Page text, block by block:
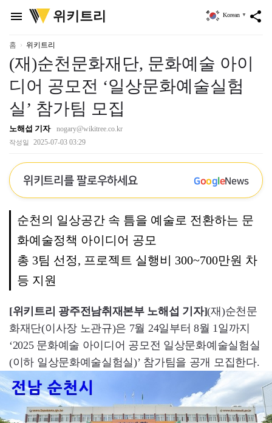
menu
위
키
리
위키트리 share
Korean ▼
홈 위키트리
(재)순천문화재단, 문화예술 아이
디어 공모전 ‘일상문화예술실험
실’ 참가팀 모집
노해섭 기자 nogary@wikitree.co.kr
작성일 2025-07-03 03:29
위키트리를 팔로우하세요 GoogleNews
순천의 일상공간 속 틈을 예술로 전환하는 문
화예술정책 아이디어 공모
총 3팀 선정, 프로젝트 실행비 300~700만원 차
등 지원
[위키트리 광주전남취재본부 노해섭 기자](재)순천문
화재단(이사장 노관규)은 7월 24일부터 8월 1일까지
‘2025 문화예술 아이디어 공모전 일상문화예술실험실
(이하 일상문화예술실험실)’ 참가팀을 공개 모집한다.